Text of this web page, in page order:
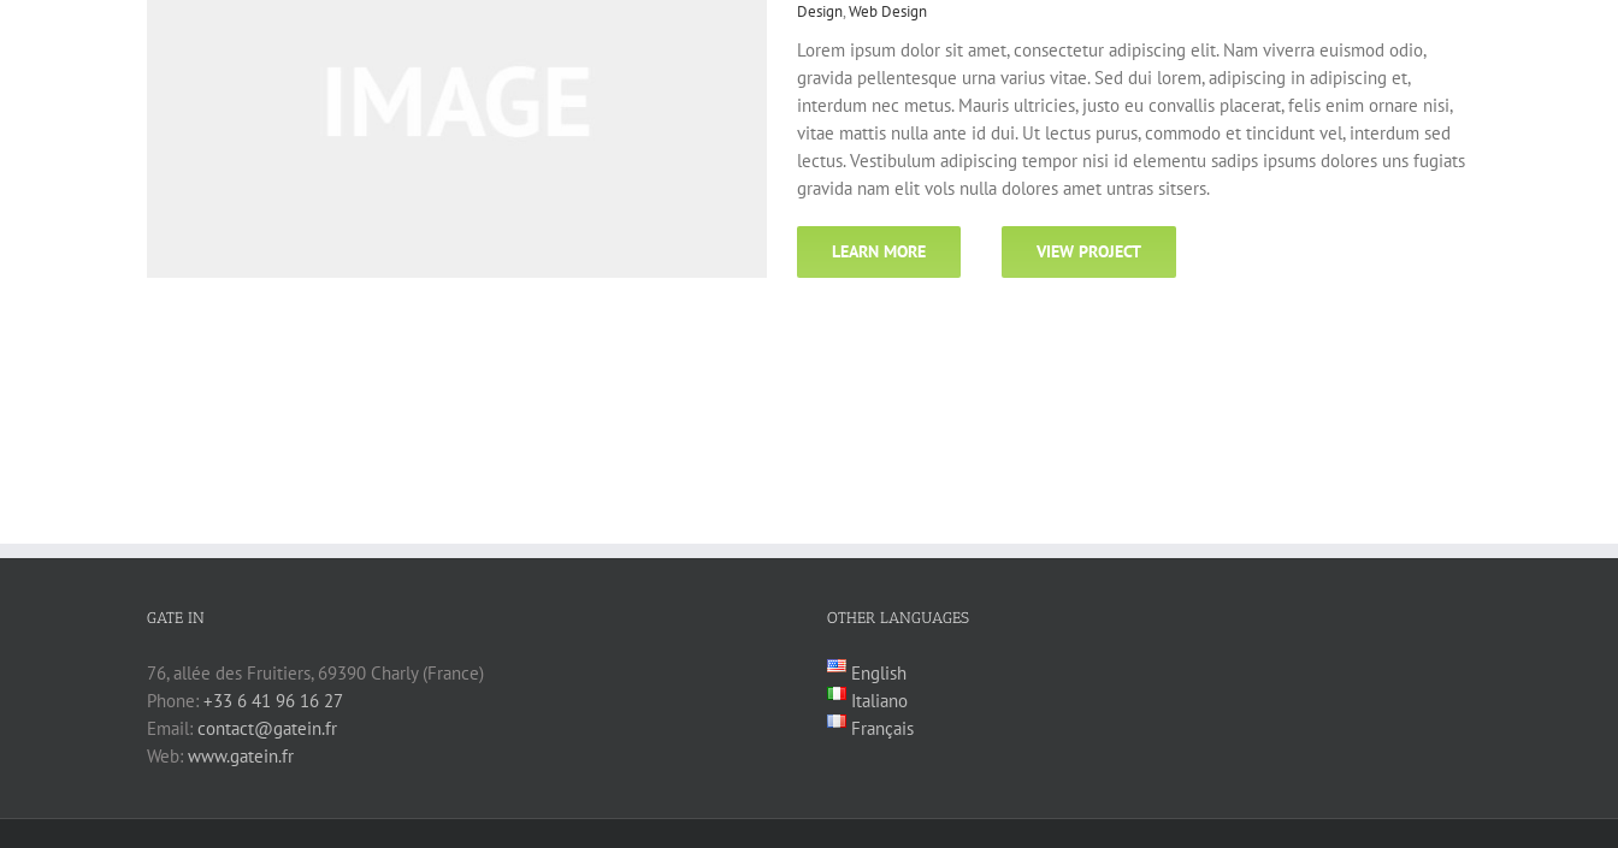
Design,Web Design
Lorem ipsum dolor sit amet, consectetur adipiscing elit. Nam viverra euismod odio,
gravida pellentesque urna varius vitae. Sed dui lorem, adipiscing in adipiscing et,
interdum nec metus. Mauris ultricies, justo eu convallis placerat, felis enim ornare nisi,
vitae mattis nulla ante id dui. Ut lectus purus, commodo et tincidunt vel, interdum sed
lectus. Vestibulum adipiscing tempor nisi id elementu sadips ipsums dolores uns fugiats
gravida nam elit vols nulla dolores amet untras sitsers.
LEARN MORE VIEW PROJECT
GATE IN
76, allée des Fruitiers, 69390 Charly (France)
Phone: +33 6 41 96 16 27
Email: contact@gatein.fr
Web: www.gatein.fr
OTHER LANGUAGES
English
Italiano
Français